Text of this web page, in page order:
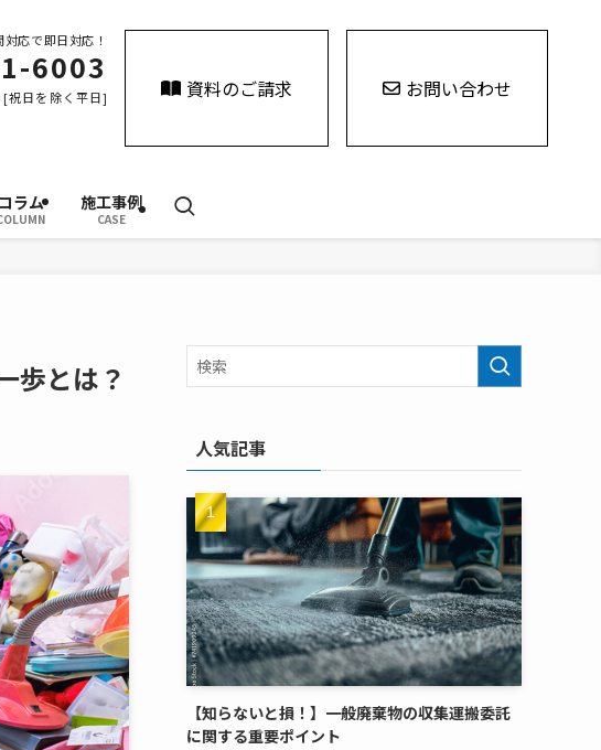
応で即日対応！
6003
[祝日を除く平日] 資料のご請求 お問い合わせ
コラム 施工事例
CASE
歩とは？
人気記事
【知らないと損！】一般廃棄物の収集運搬委託
に関する重要ポイント